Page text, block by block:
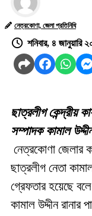
নেত্রকোণা, জেলা প্রতিনিধি
শনিবার, ৪
ছাত্রলীগ কেন্দ্রীয়
সম্পাদক কামাল
নেত্রকোণা জেলার
ছাত্রলীগ নেতা
গ্রেফতার হয়েছে
কামাল উদ্দীন রানার